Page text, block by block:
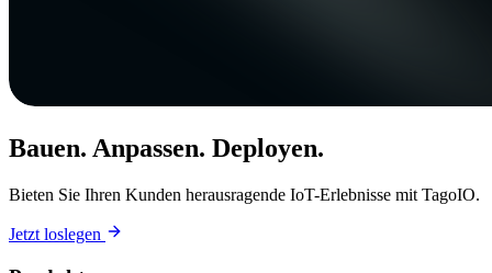
Bauen. Anpassen. Deployen.
Bieten Sie Ihren Kunden herausragende IoT-Erlebnisse mit TagoIO.
Jetzt loslegen